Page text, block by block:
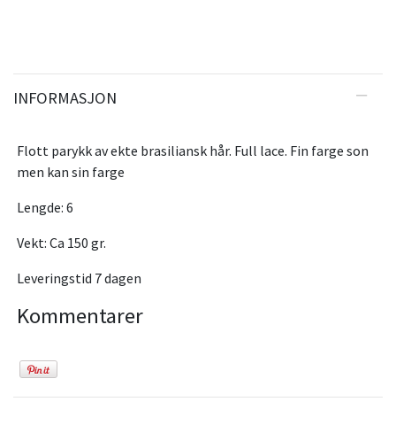
INFORMASJON
Flott parykk av ekte brasiliansk hår. Full lace. Fin farge son
men kan sin farge
Lengde: 6
Vekt: Ca 150 gr.
Leveringstid 7 dagen
Kommentarer